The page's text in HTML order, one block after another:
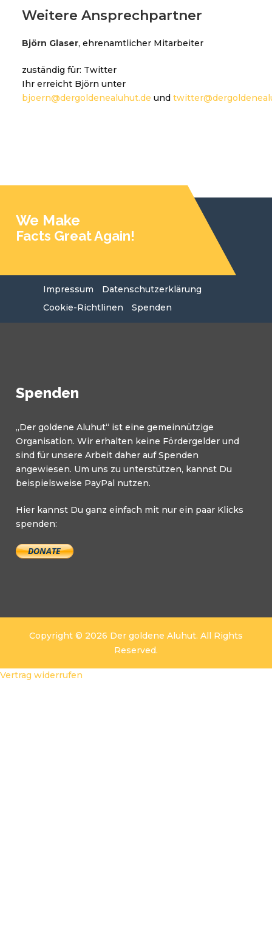
Weitere Ansprechpartner
Björn Glaser, ehrenamtlicher Mitarbeiter
zuständig für: Twitter
Ihr erreicht Björn unter
bjoern@dergoldenealuhut.de und
We Make
Facts Great Again!
Impressum
Datenschutzerklärung
Cookie-Richtlinen
Spenden
Spenden
„Der goldene Aluhut“ ist eine gemeinnützige
Organisation. Wir erhalten keine Fördergelder und
sind für unsere Arbeit daher auf Spenden
angewiesen. Um uns zu unterstützen, kannst Du
beispielsweise PayPal nutzen.
Hier kannst Du ganz einfach mit nur ein paar Klicks
spenden:
Copyright © 2026 Der goldene Aluhut. All Rights
Reserved.
Vertrag widerrufen